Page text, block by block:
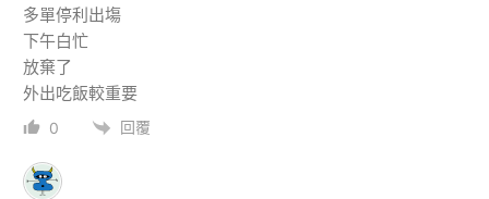
多單停利出塲
下午白忙
放棄了
外出吃飯較重要
0 回覆